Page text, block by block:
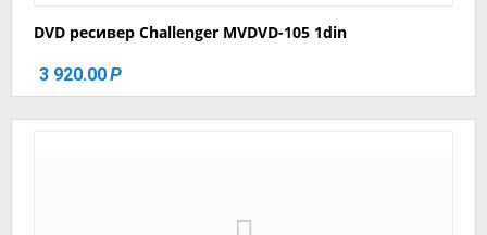
DVD ресивер Challenger MVDVD-105 1din
3 920.00Р